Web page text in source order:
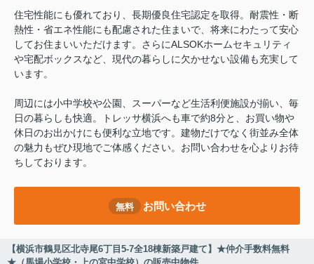
住宅性能にも優れており、長期優良住宅認定を取得。耐震性・断
熱性・省エネ性能にも配慮された住まいで、将来にわたって安心
してお住まいいただけます。さらにALSOKホームセキュリティ
や宅配ボックスなど、現代の暮らしに欠かせない設備も充実して
います。
周辺には小中学校や公園、スーパーなど生活利便施設が揃い、毎
日の暮らしも快適。トレッサ横浜へも車で約8分と、お買い物や
休日のお出かけにも便利な立地です。建物だけでなく街並み全体
の魅力もぜひ現地でご体感ください。お問い合わせを心よりお待
ちしております。
無料 お問い合わせ
【横浜市鶴見区北寺尾6丁目5-7全18棟新築戸建て】★仲介手数料無料